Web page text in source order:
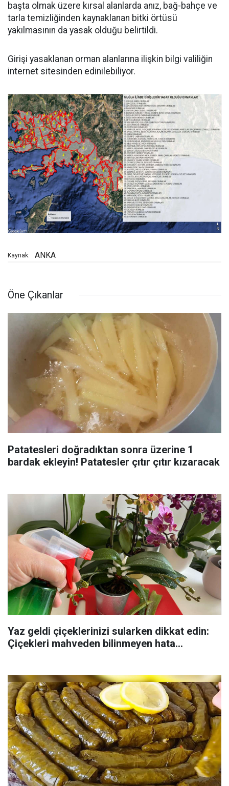
başta olmak üzere kırsal alanlarda anız, bağ-bahçe ve
tarla temizliğinden kaynaklanan bitki örtüsü
yakılmasının da yasak olduğu belirtildi.
Girişi yasaklanan orman alanlarına ilişkin bilgi valiliğin
internet sitesinden edinilebiliyor.
Kaynak: ANKA
Öne Çıkanlar
Patatesleri doğradıktan sonra üzerine 1
bardak ekleyin! Patatesler çıtır çıtır kızaracak
Yaz geldi çiçeklerinizi sularken dikkat edin:
Çiçekleri mahveden bilinmeyen hata...